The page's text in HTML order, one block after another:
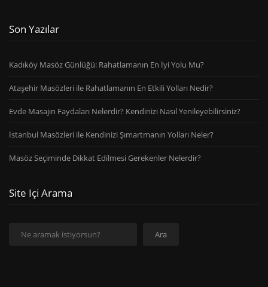
Son Yazılar
Kadıköy Masöz Günlüğü: Rahatlamanın En İyi Yolu Mu?
Ataşehir Masözleri ile Rahatlamanın En Etkili Yolları Nedir?
Evde Masajın Faydaları Nelerdir? Kendinizi Nasıl Yenileyebilirsiniz?
İstanbul Masözleri ile Kendinizi Şımartmanın Yolları Neler?
Masöz Seçiminde Dikkat Edilmesi Gerekenler Nelerdir?
Site Içi Arama
Ara